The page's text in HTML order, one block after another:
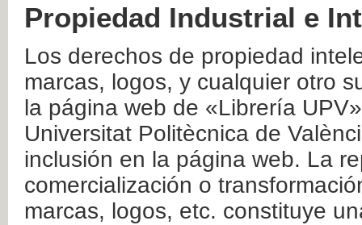
Propiedad Industrial e
Los derechos de propiedad
marcas, logos, y cualquier otro
la página web de «Librería
Universitat Politècnica de
inclusión en la página web. La
comercialización o
marcas, logos, etc. constituye